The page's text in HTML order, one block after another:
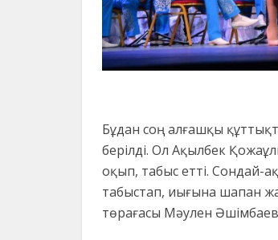
Бұдан соң алғашқы
берілді. Ол Ақылбек
оқып, табыс етті. Сондай-
табыстап, иығына шапан
төрағасы Мәулен